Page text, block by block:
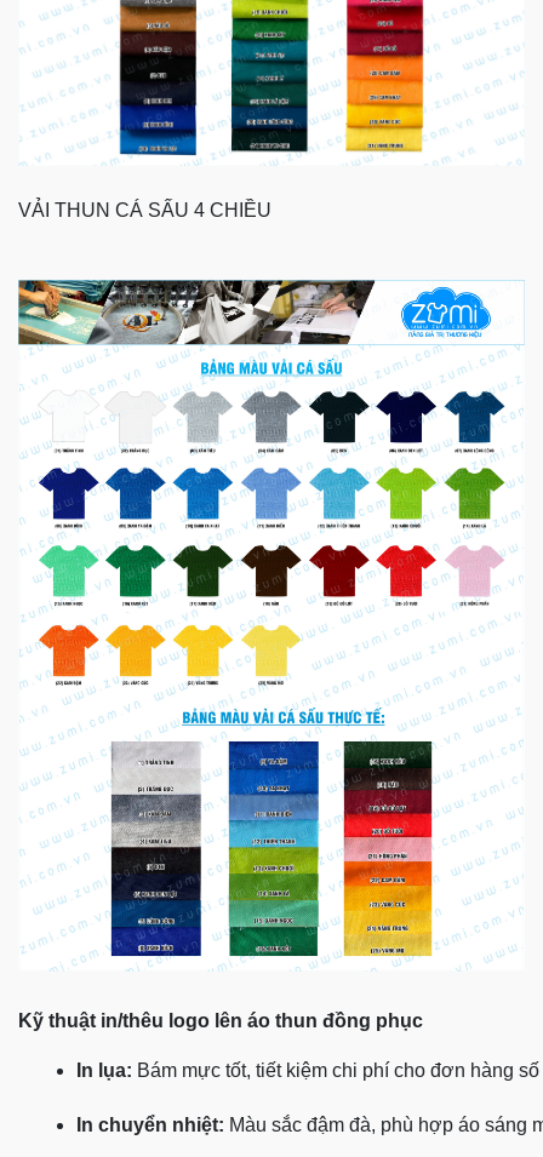
VẢI THUN CÁ SẤU 4 CHIỀU
Kỹ thuật in/thêu logo lên áo thun đồng phục
In lụa: Bám mực tốt, tiết kiệm chi phí cho đơn hàng
In chuyển nhiệt: Màu sắc đậm đà, phù hợp áo sáng